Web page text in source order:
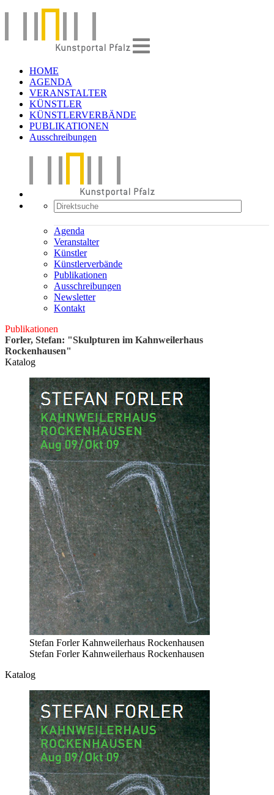
HOME
AGENDA
VERANSTALTER
KÜNSTLER
KÜNSTLERVERBÄNDE
PUBLIKATIONEN
Ausschreibungen
Agenda
Veranstalter
Künstler
Künstlerverbände
Publikationen
Ausschreibungen
Newsletter
Kontakt
Publikationen
Forler, Stefan: "Skulpturen im Kahnweilerhaus
Rockenhausen"
Katalog
Stefan Forler Kahnweilerhaus Rockenhausen
Stefan Forler Kahnweilerhaus Rockenhausen
Katalog